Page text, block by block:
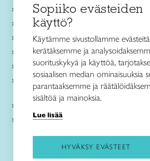
Käsityökurssit ja koulutus
Ajankohtaista
Käsityöohjeet
Me olemme Taito
Paikallinen toiminta
Verkkokaupat
Kirjaudu Arviin
Kirjaudu Taitocampukseen
Sopiiko evästeiden
käyttö?
Käytämme sivustollamme evästeitä
kerätäksemme ja
suorituskykyä ja käyttöä,
sosiaalisen median ominaisuuksia
parantaaksemme ja
sisältöä ja mainoksia.
Lue lisää
HYVÄKSY EVÄSTEET